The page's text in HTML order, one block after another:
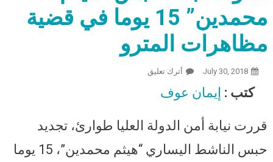
محمدين” 15 يوما في قضية
مظاهرات المترو
July 30, 2018 أترك تعليق
كتب : إيمان عوف
قررت نيابة أمن الدولة العليا طوارئ، تجديد
حبس الناشط اليساري “هيثم محمدين”، 15 يوما